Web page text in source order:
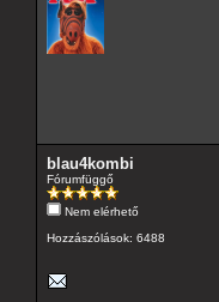
blau4kombi
Fórumfüggő
Nem elérhető
Hozzászólások: 6488